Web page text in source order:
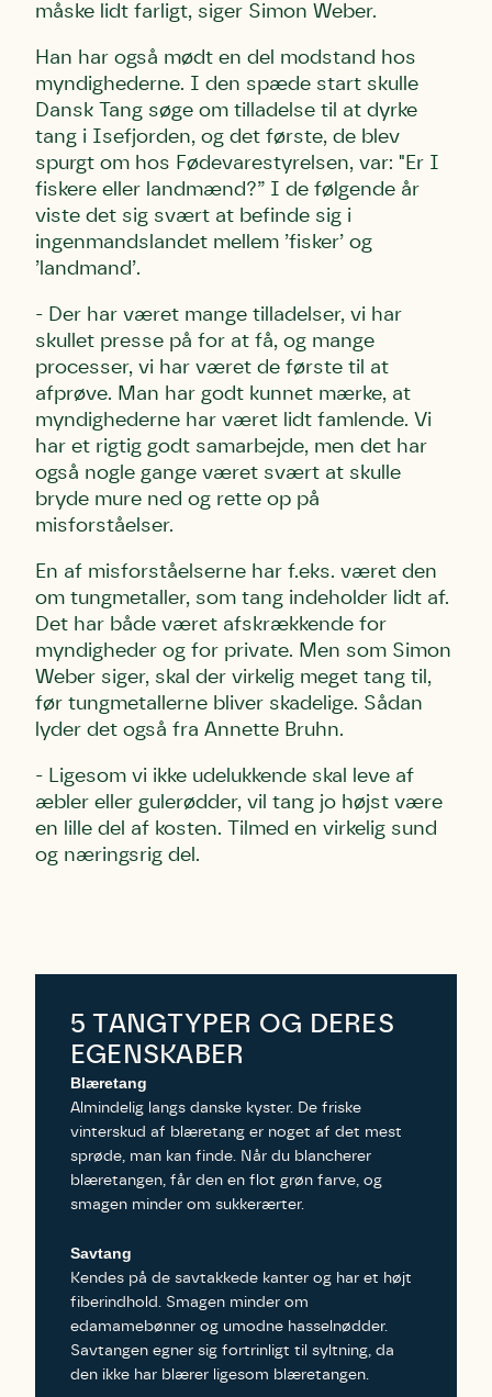
måske lidt farligt, siger Simon Weber.
Han har også mødt en del modstand hos
myndighederne. I den spæde start skulle
Dansk Tang søge om tilladelse til at dyrke
tang i Isefjorden, og det første, de blev
spurgt om hos Fødevarestyrelsen, var: "Er I
fiskere eller landmænd?” I de følgende år
viste det sig svært at befinde sig i
ingenmandslandet mellem ’fisker’ og
’landmand’.
- Der har været mange tilladelser, vi har
skullet presse på for at få, og mange
processer, vi har været de første til at
afprøve. Man har godt kunnet mærke, at
myndighederne har været lidt famlende. Vi
har et rigtig godt samarbejde, men det har
også nogle gange været svært at skulle
bryde mure ned og rette op på
misforståelser.
En af misforståelserne har f.eks. været den
om tungmetaller, som tang indeholder lidt af.
Det har både været afskrækkende for
myndigheder og for private. Men som Simon
Weber siger, skal der virkelig meget tang til,
før tungmetallerne bliver skadelige. Sådan
lyder det også fra Annette Bruhn.
- Ligesom vi ikke udelukkende skal leve af
æbler eller gulerødder, vil tang jo højst være
en lille del af kosten. Tilmed en virkelig sund
og næringsrig del.
5 TANGTYPER OG DERES
EGENSKABER
Blæretang
Almindelig langs danske kyster. De friske
vinterskud af blæretang er noget af det mest
sprøde, man kan finde. Når du blancherer
blæretangen, får den en flot grøn farve, og
smagen minder om sukkerærter.
Savtang
Kendes på de savtakkede kanter og har et højt
fiberindhold. Smagen minder om
edamamebønner og umodne hasselnødder.
Savtangen egner sig fortrinligt til syltning, da
den ikke har blærer ligesom blæretangen.